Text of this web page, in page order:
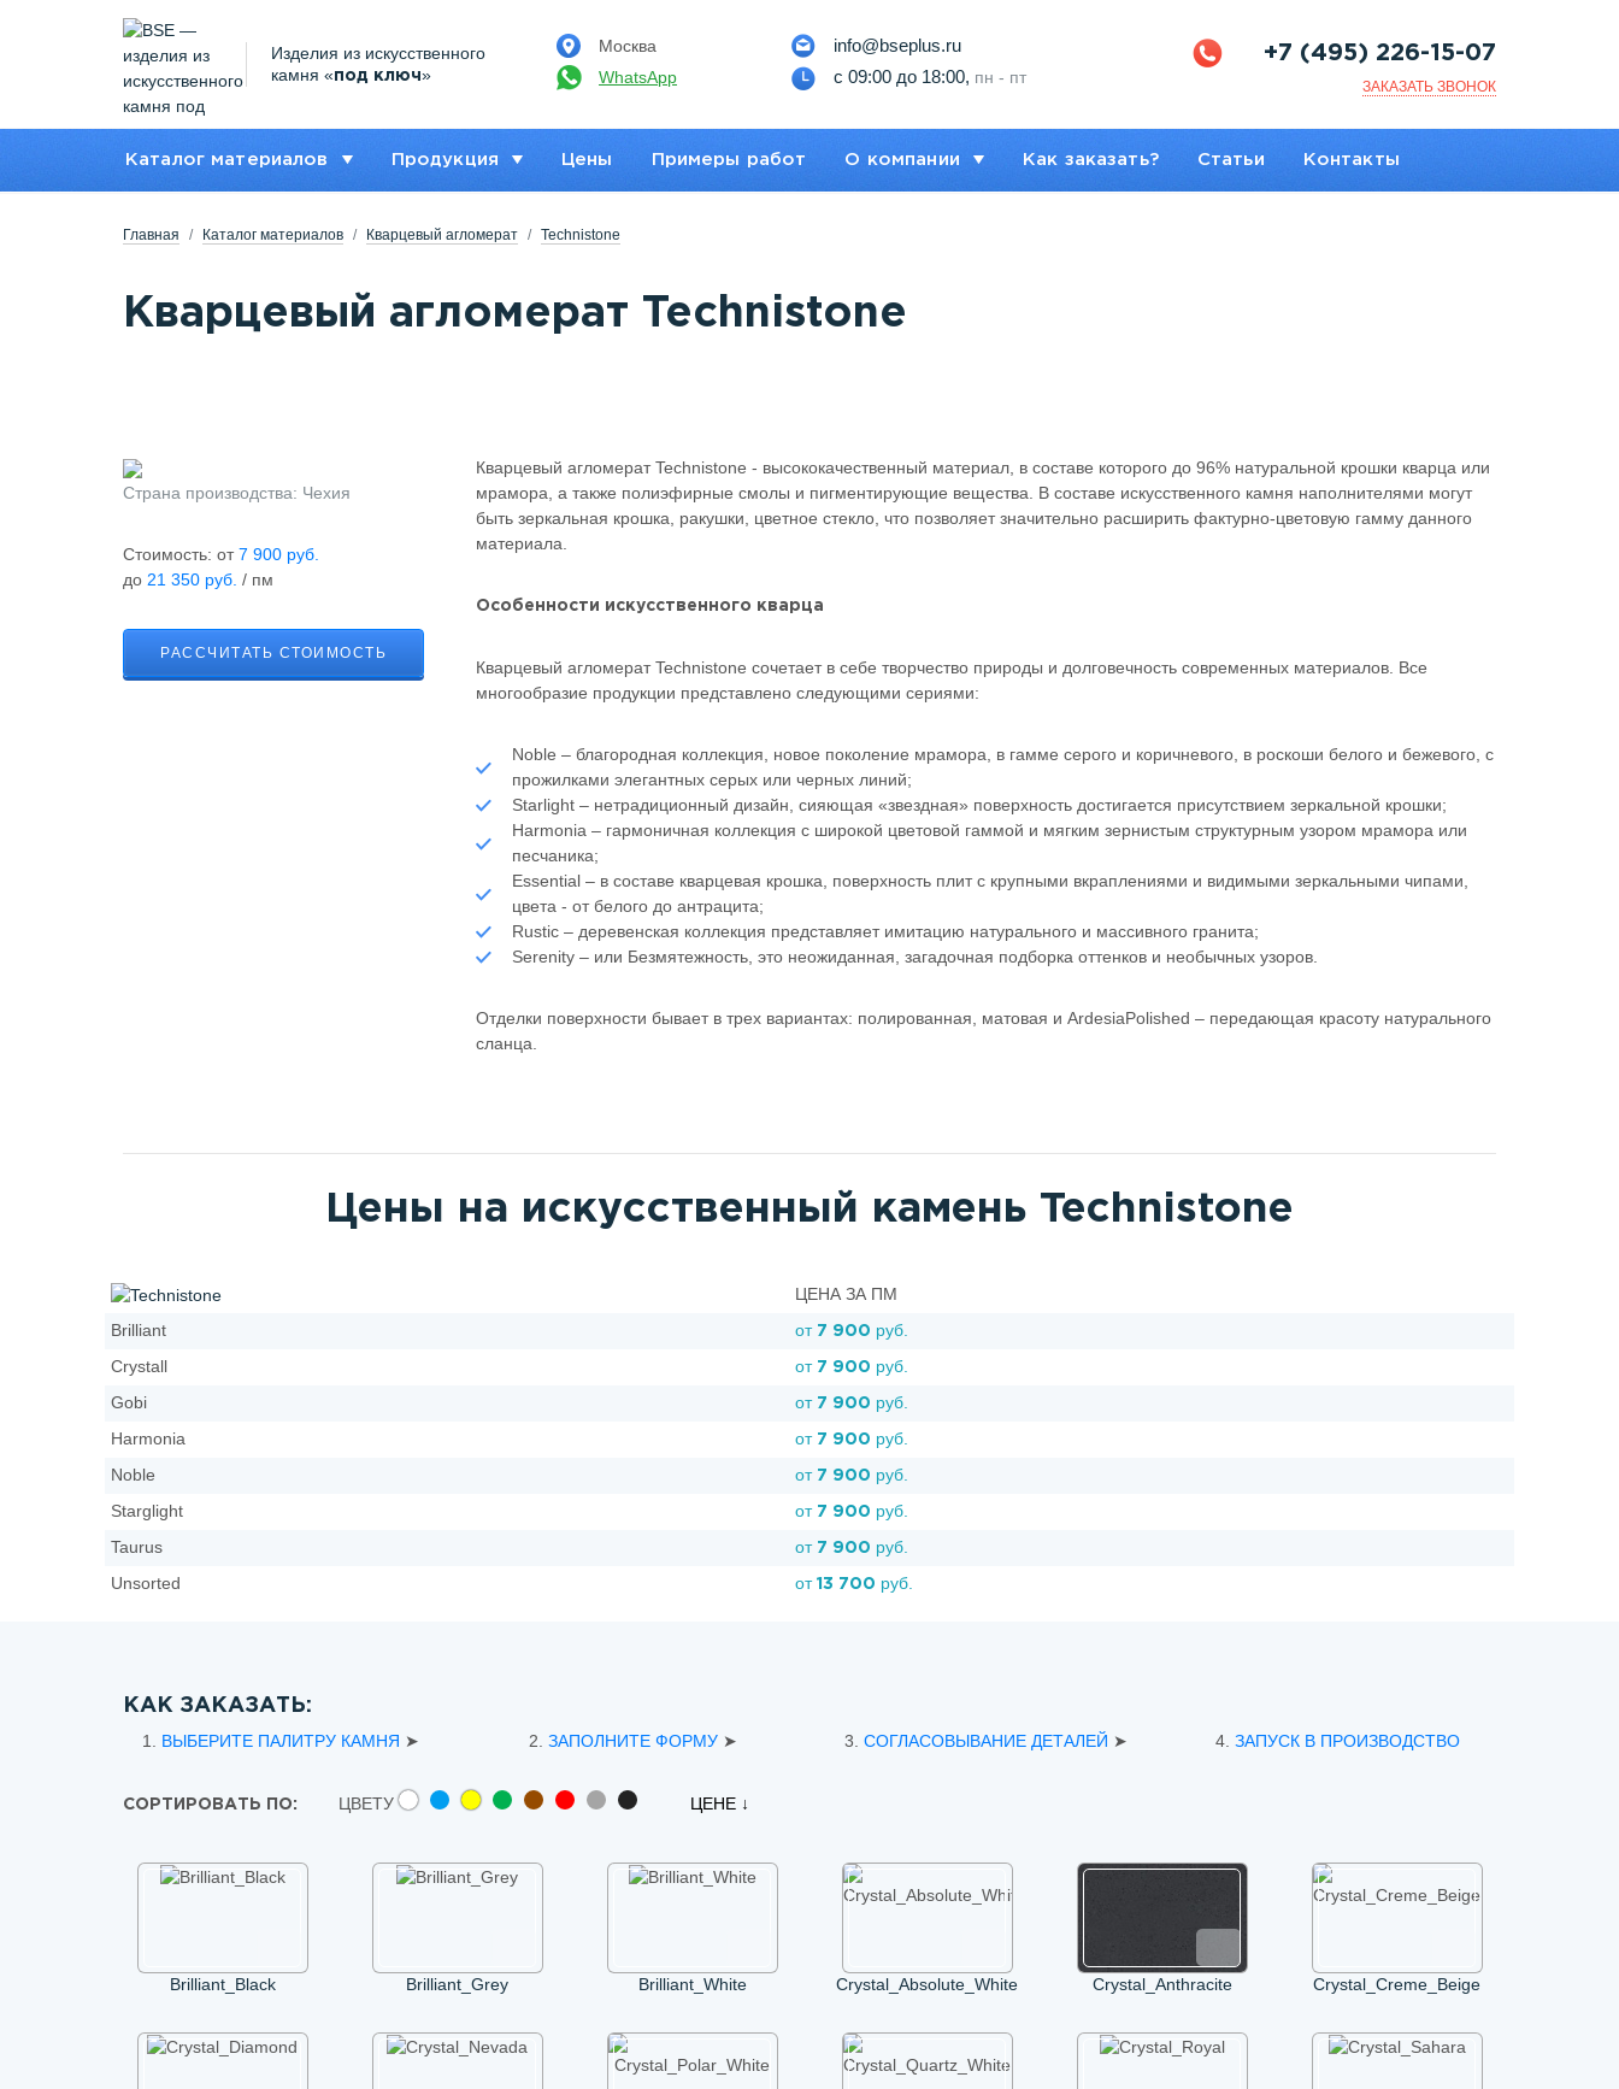
Изделия из искусственного
камня «под ключ»
Москва
WhatsApp
info@bseplus.ru
с 09:00 до 18:00, пн - пт
+7 (495) 226-15-07
ЗАКАЗАТЬ ЗВОНОК
Каталог материалов Продукция Цены Примеры работ О компании Как заказать? Статьи Контакты
Главная Каталог материалов Кварцевый агломерат Technistone
Кварцевый агломерат Technistone
Страна производства: Чехия
Стоимость: от7 900 руб.
до 21 350 руб. / пм
РАССЧИТАТЬ СТОИМОСТЬ
Кварцевый агломерат Technistone - высококачественный материал, в составе которого до 96% натуральной крошки кварца или
мрамора, а также полиэфирные смолы и пигментирующие вещества. В составе искусственного камня наполнителями могут
быть зеркальная крошка, ракушки, цветное стекло, что позволяет значительно расширить фактурно-цветовую гамму данного
материала.
Особенности искусственного кварца
Кварцевый агломерат Technistone сочетает в себе творчество природы и долговечность современных материалов. Все
многообразие продукции представлено следующими сериями:
Noble – благородная коллекция, новое поколение мрамора, в гамме серого и коричневого, в роскоши белого и бежевого, с
прожилками элегантных серых или черных линий;
Starlight – нетрадиционный дизайн, сияющая «звездная» поверхность достигается присутствием зеркальной крошки;
Harmonia – гармоничная коллекция с широкой цветовой гаммой и мягким зернистым структурным узором мрамора или
песчаника;
Essential – в составе кварцевая крошка, поверхность плит с крупными вкраплениями и видимыми зеркальными чипами,
цвета - от белого до антрацита;
Rustic – деревенская коллекция представляет имитацию натурального и массивного гранита;
Serenity – или Безмятежность, это неожиданная, загадочная подборка оттенков и необычных узоров.
Отделки поверхности бывает в трех вариантах: полированная, матовая и ArdesiaPolished – передающая красоту натурального
сланца.
Цены на искусственный камень Technistone
ЦЕНА ЗА ПМ
Brilliant
от 7 900 руб.
Crystall
от 7 900 руб.
Gobi
от 7 900 руб.
Harmonia
от 7 900 руб.
Noble
от 7 900 руб.
Starglight
от 7 900 руб.
Taurus
от 7 900 руб.
Unsorted
от 13 700 руб.
КАК ЗАКАЗАТЬ:
1. ВЫБЕРИТЕ ПАЛИТРУ КАМНЯ ➤ 2.ЗАПОЛНИТЕ ФОРМУ ➤ 3. СОГЛАСОВЫВАНИЕ ДЕТАЛЕЙ ➤ 4.ЗАПУСК В ПРОИЗВОДСТВО
СОРТИРОВАТЬ ПО: ЦВЕТУ ЦЕНЕ
Brilliant_Black Brilliant_Grey Brilliant_White Crystal_Absolute_White Crystal_Anthracite Crystal_Creme_Beige